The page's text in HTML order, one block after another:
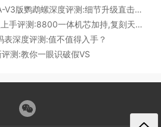
PPF厂百达翡丽5712/1A-V3版鹦鹉螺深度评测:细节升级直击正品
VS厂黑盘海马300V4版上手评测:8800一体机芯加持,复刻天花板实至名归?
表深度评测:值不值得入手？
测:教你一眼识破假VS